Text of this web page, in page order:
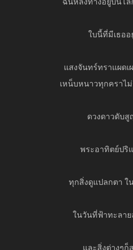
ฉันหลงทางอยู่บนโล
ใบนี้ที่มีเธออ
แสงจันทร์ทราแผดเ
เหน็บหนาวทุกคราไม่
ดวงดาวดับสู
พระอาทิตย์ปริ
ทุกสิ่งดูแปลกตา ใ
ในวันที่ฟ้าทะลาย